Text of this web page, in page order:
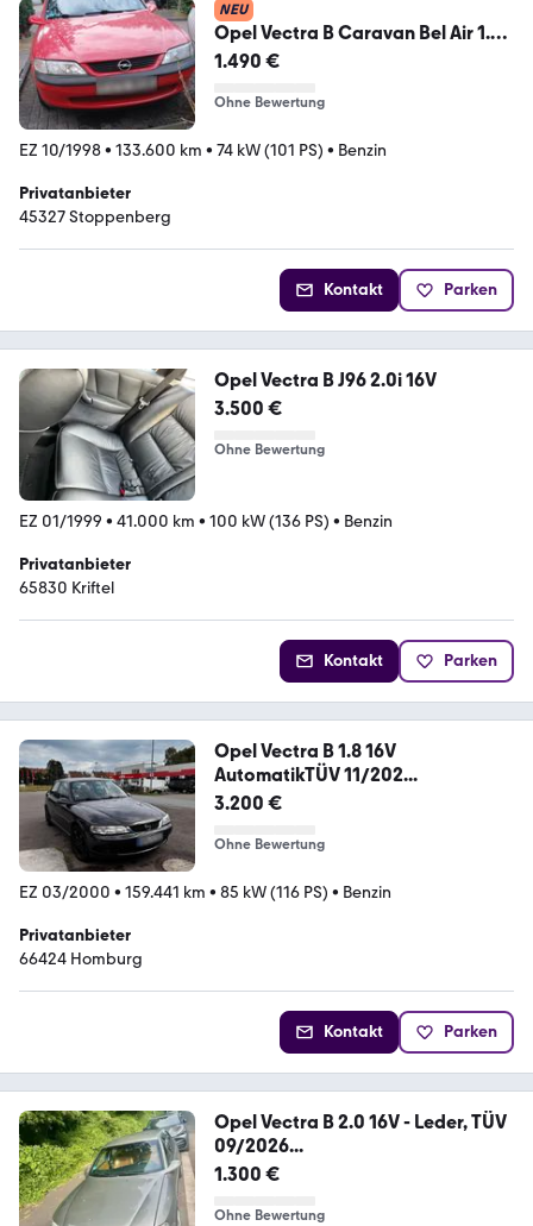
NEU
Opel Vectra B Caravan Bel Air 1.6
16V 100 PS v...
1.490 €
Ohne Bewertung
EZ 10/1998• 133.600 km • 74 kW (101 PS) • Benzin
Privatanbieter
45327 Stoppenberg
Kontakt Parken
Opel Vectra B J96 2.0i 16V
3.500 €
Ohne Bewertung
EZ 01/1999 • 41.000 km • 100 kW (136 PS) • Benzin
Privatanbieter
65830 Kriftel
Kontakt Parken
Opel Vectra B 1.8 16V
AutomatikTÜV 11/202...
3.200 €
Ohne Bewertung
EZ 03/2000 • 159.441 km • 85 kW (116 PS) • Benzin
Privatanbieter
66424 Homburg
Kontakt Parken
Opel Vectra B 2.0 16V - Leder, TÜV
09/2026...
1.300 €
Ohne Bewertung